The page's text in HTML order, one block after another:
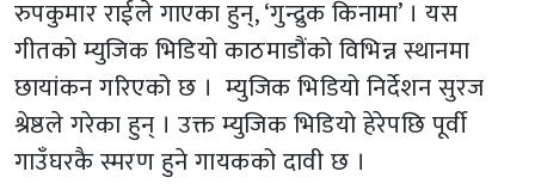
रुपकुमार राईले गाएका हुन्, ‘गुन्द्रुक किनामा’ । यस
गीतको म्युजिक भिडियो काठमाडौंको विभिन्न स्थानमा
छायांकन गरिएको छ । म्युजिक भिडियो निर्देशन सुरज
श्रेष्ठले गरेका हुन् । उक्त म्युजिक भिडियो हेरेपछि पूर्वी
गाउँघरकै स्मरण हुने गायकको दावी छ ।